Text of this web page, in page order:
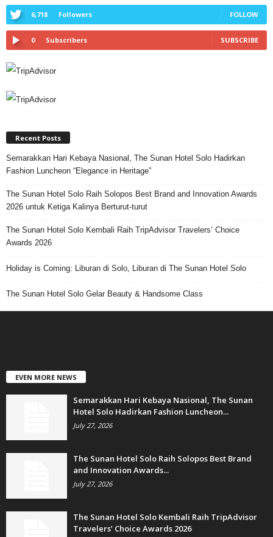
6,718 Followers FOLLOW
0 Subscribers SUBSCRIBE
Recent Posts
Semarakkan Hari Kebaya Nasional, The Sunan Hotel Solo Hadirkan
Fashion Luncheon “Elegance in Heritage”
The Sunan Hotel Solo Raih Solopos Best Brand and Innovation Awards
2026 untuk Ketiga Kalinya Berturut-turut
The Sunan Hotel Solo Kembali Raih TripAdvisor Travelers’ Choice
Awards 2026
Holiday is Coming: Liburan di Solo, Liburan di The Sunan Hotel Solo
The Sunan Hotel Solo Gelar Beauty & Handsome Class
EVEN MORE NEWS
Semarakkan Hari Kebaya Nasional, The Sunan
Hotel Solo Hadirkan Fashion Luncheon...
July 27, 2026
The Sunan Hotel Solo Raih Solopos Best Brand
and Innovation Awards...
July 27, 2026
The Sunan Hotel Solo Kembali Raih TripAdvisor
Travelers’ Choice Awards 2026